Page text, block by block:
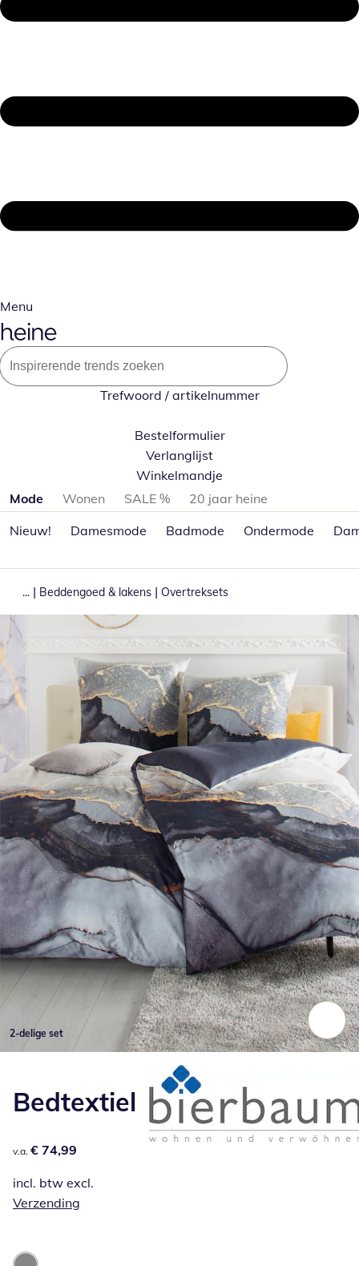
Menu
Trefwoord / artikelnummer
Bestelformulier
Verlanglijst
Winkelmandje
Productcategorieën overslaan
Mode Wonen SALE %
20 jaar heine
Nieuw!
Damesmode Badmode Ondermode
... | Beddengoed & lakens | Overtreksets
Klik om de afbeelding te vergroten
2-delige set
Bedtextiel
€ 74,99
v.a. € 74,99
incl. btw excl.
Verzending